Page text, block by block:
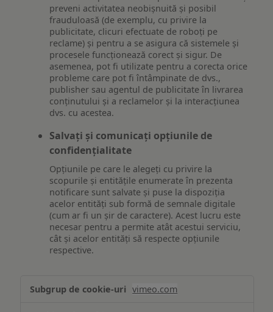
preveni activitatea neobișnuită și posibil
frauduloasă (de exemplu, cu privire la
publicitate, clicuri efectuate de roboți pe
reclame) și pentru a se asigura că sistemele și
procesele funcționează corect și sigur. De
asemenea, pot fi utilizate pentru a corecta orice
probleme care pot fi întâmpinate de dvs.,
publisher sau agentul de publicitate în livrarea
conținutului și a reclamelor și la interacțiunea
dvs. cu acestea.
Salvați și comunicați opțiunile de
confidențialitate
Opțiunile pe care le alegeți cu privire la
scopurile și entitățile enumerate în prezenta
notificare sunt salvate și puse la dispoziția
acelor entități sub formă de semnale digitale
(cum ar fi un șir de caractere). Acest lucru este
necesar pentru a permite atât acestui serviciu,
cât și acelor entități să respecte opțiunile
respective.
Asigurarea
funcționalităților
website-
vimeo.com